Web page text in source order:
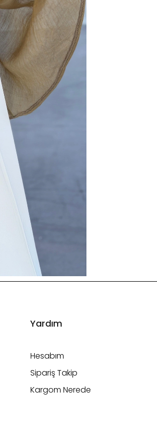
Yardım
Hesabım
Sipariş Takip
Kargom Nerede